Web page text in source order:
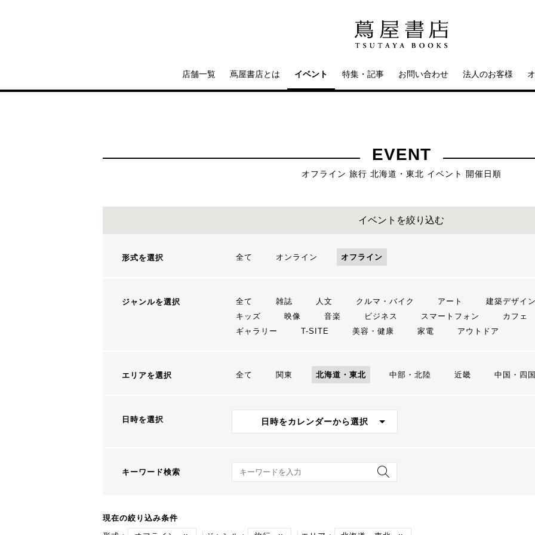
店舗一覧 蔦屋書店とは イベント 特集・記事 お問い合わせ 法人のお客様
EVENT
オフライン 旅行 北海道・東北 イベント 開催日順
イベントを絞り込む
形式を選択 全て オンライン オフライン
ジャンルを選択 全て 雑誌 人文 クルマ・バイク アート 建築デザイン
キッズ
映像 音楽 ビジネス スマートフォン カフェ
ギャラリー
T-SITE 美容・健康 家電 アウトドア
エリアを選択 全て 関東 北海道・東北 中部・北陸 近畿 中国・四国
日時を選択 日時をカレンダーから選択
キーワード検索 キーワード検索
現在の絞り込み条件